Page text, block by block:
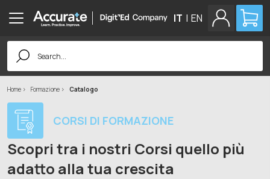
IT | EN
Search
for:
Home Formazione Catalogo
CORSI DI FORMAZIONE
Scopri tra i nostri Corsi quello più
adatto alla tua crescita